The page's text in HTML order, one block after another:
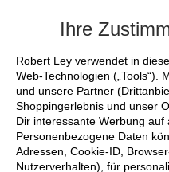
Ihre
Robert Ley verwendet in
Web-Technologien („Tools“).
und unsere Partner
Shoppingerlebnis und unser
Dir interessante Werbung
Personenbezogene Daten
Adressen, Cookie-ID,
Nutzerverhalten), für